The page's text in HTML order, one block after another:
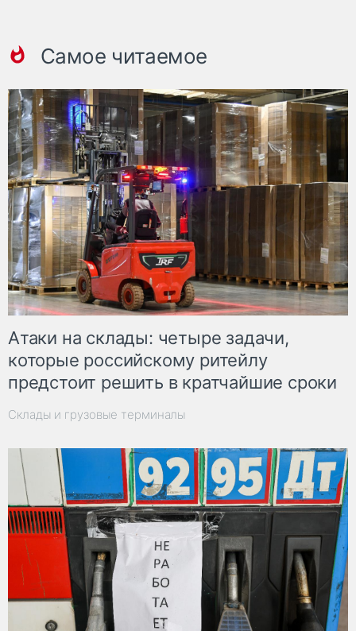
Самое читаемое
Атаки на склады: четыре задачи,
которые российскому ритейлу
предстоит решить в кратчайшие сроки
Склады и грузовые терминалы